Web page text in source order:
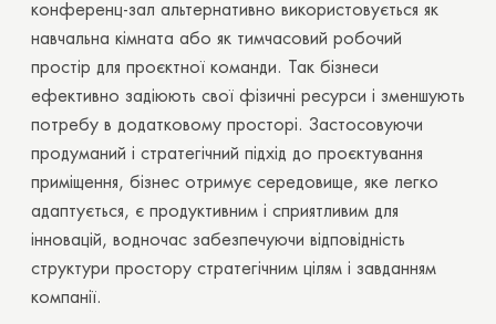
конференц-зал альтернативно використовується як
навчальна кімната або як тимчасовий робочий
простір для проєктної команди. Так бізнеси
ефективно задіюють свої фізичні ресурси і зменшують
потребу в додатковому просторі. Застосовуючи
продуманий і стратегічний підхід до проєктування
приміщення, бізнес отримує середовище, яке легко
адаптується, є продуктивним і сприятливим для
інновацій, водночас забезпечуючи відповідність
структури простору стратегічним цілям і завданням
компанії.